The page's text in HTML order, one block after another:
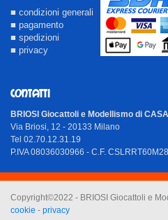
■ condizioni generali
■ pagamento
■ spedizioni
■ privacy
CONTATTI
BRIOSI Giocattoli e Modellismo di
Via Briosi, 12 - 20133 Milano
Tel 02.70.12.31.19
P.IVA 08036030966 - C.F.
Copyright©2022 - BRIOSI Giocattoli e
cookie - privacy